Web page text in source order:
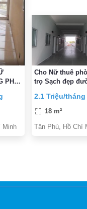
PHÚ
Minh
Cho Nữ thuê
trọ Sạch đẹp
Huit & Aeon 10p
rẻ
2.1 Triệu/tháng
18 m²
Tân Phú, Hồ Chí